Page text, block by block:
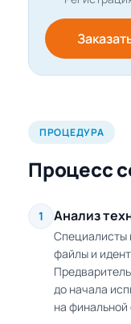
ПРОЦЕДУРА
Процесс
1 Анализ
Специалисты
файлы и
до начала
на финальной